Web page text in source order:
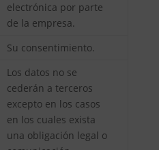
electrónica por parte
de la empresa.
Su consentimiento.
Los datos no se
cederán a terceros
excepto en los casos
en los cuales exista
una obligación legal o